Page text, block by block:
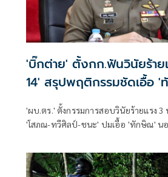
'บิ๊กต่าย' ตั้งกก.ฟันวินัยร้า
14' สรุปพฤติกรรมชัดเอื้อ
'ผบ.ตร.' ตั้งกรรมการสอบวินัยร้ายแรง 3
'โสภณ-ทวีศิลป์-ชนะ' ปมเอื้อ 'ทักษิณ' น